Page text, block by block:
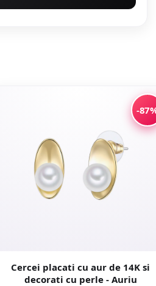
-
Cercei placati cu aur de 14K si
decorati cu perle - Auriu